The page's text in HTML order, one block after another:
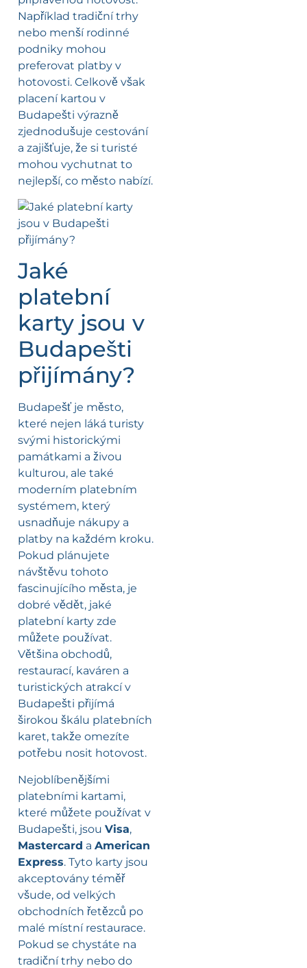
Například tradiční trhy
nebo menší rodinné
podniky mohou
preferovat platby v
hotovosti. Celkově však
placení kartou v
Budapešti výrazně
zjednodušuje cestování
a zajišťuje, že si turisté
mohou vychutnat to
nejlepší, co město nabízí.
Jaké
platební
karty jsou v
Budapešti
přijímány?
Budapešť je město,
které nejen láká turisty
svými historickými
památkami a živou
kulturou, ale také
moderním platebním
systémem, který
usnadňuje nákupy a
platby na každém kroku.
Pokud plánujete
návštěvu tohoto
fascinujícího města, je
dobré vědět, jaké
platební karty zde
můžete používat.
Většina obchodů,
restaurací, kaváren a
turistických atrakcí v
Budapešti přijímá
širokou škálu platebních
karet, takže omezíte
potřebu nosit hotovost.
Nejoblíbenějšími
platebními kartami,
které můžete používat v
Budapešti, jsou Visa,
Mastercard a American
Express. Tyto karty jsou
akceptovány téměř
všude, od velkých
obchodních řetězců po
malé místní restaurace.
Pokud se chystáte na
tradiční trhy nebo do